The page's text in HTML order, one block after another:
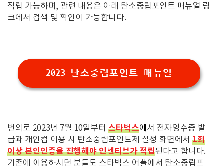
적립 가능하며, 관련 내용은 아래 탄소중립포인트 매뉴얼 링
크에서 검색 및 확인이 가능합니다.
2023 탄소중립포인트 매뉴얼
번외로 2023년 7월 10일부터 스타벅스에 서 전자영수증 발
급과 개인컵 이용 시 탄소중립포인트제 설정 화면에서 1회
이상 본인인증을 진행해야 인센티브가 적립된다고 합니다.
기존에 이용하시던 분들도 스타벅스 어플에서 탄소중립포